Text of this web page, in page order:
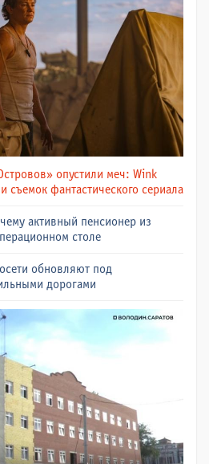
опустили меч: Wink
съемок фантастического сериала
активный пенсионер из
столе
обновляют под
дорогами